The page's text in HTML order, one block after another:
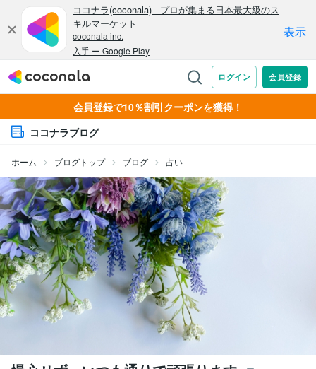
会員登録で10％割引クーポンを獲得！
ココナラブログ
ホーム ブログトップ ブログ 占い